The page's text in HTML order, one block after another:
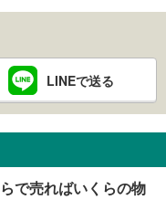
LINEで送る
で売ればいくらの物